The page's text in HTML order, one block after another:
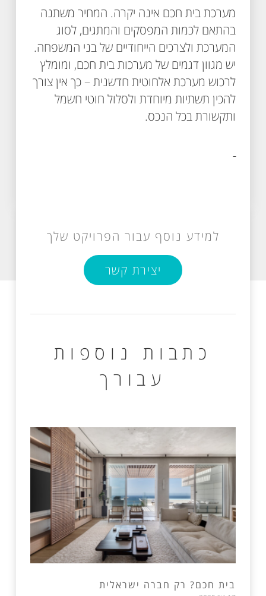
מערכת בית חכם אינה יקרה. המחיר משתנה
בהתאם לכמות המפסקים והמתגים, לסוג
המערכת ולצרכים הייחודיים של בני המשפחה.
יש מגוון דגמים של מערכות בית חכם, ומומלץ
לרכוש מערכת אלחוטית חדשנית – כך אין צורך
להכין תשתיות מיוחדת ולסלול חוטי חשמל
ותקשורת בכל הנכס.
למידע נוסף עבור הפרויקט שלך
יצירת קשר
כתבות נוספות
עבורך
בית חכם? רק חברה ישראלית